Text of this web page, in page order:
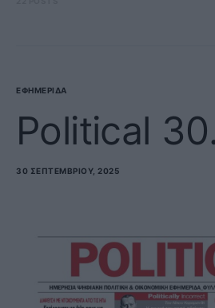
ΕΦΗΜΕΡΊΔΑ
Political
30 ΣΕΠΤΕΜΒΡΊΟΥ, 2025